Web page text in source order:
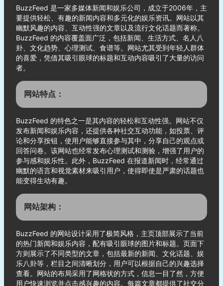
BuzzFeed 是一家多媒体新闻和娱乐公司，成立于2006年，主
要提供轻松、有趣的新闻内容和多元化的娱乐资讯。网站以其
幽默风趣的内容、互动性强的文章以及流行文化话题而著称。
BuzzFeed 的内容覆盖面广泛，包括新闻、生活方式、名人八
卦、文化趋势、心理测试、食谱等。网站尤其受到年轻人群体
的喜爱，凭借其吸引眼球的标题和互动内容吸引了大量的访问
者。
网站特点：
BuzzFeed 的特色之一是其内容的轻松和互动性强。网站不仅
发布新闻和娱乐内容，还提供各种社交互动功能，如投票、评
论和分享按钮，使用户能够直接参与其中，分享自己的观点或
回答问卷。该网站也经常发布心理测试和测验，增强了用户的
参与感和娱乐性。此外，BuzzFeed 在报道新闻时，经常通过
幽默的语言和视觉素材来吸引用户，使得即使是严肃的话题也
能变得生动有趣。
网站架构：
BuzzFeed 的网站设计采用了极简风格，主页顶部展示了当前
的热门新闻和娱乐内容，配有吸引眼球的图片和标题。页面下
方则展示了不同类型的文章，包括最新的新闻、文化话题、娱
乐八卦等，栏目之间清晰划分，用户可以根据自己的兴趣选择
查看。网站的布局采用了网格状的方式，信息一目了然，方便
用户快速浏览并点击感兴趣的内容。每篇文章都提供了社交分